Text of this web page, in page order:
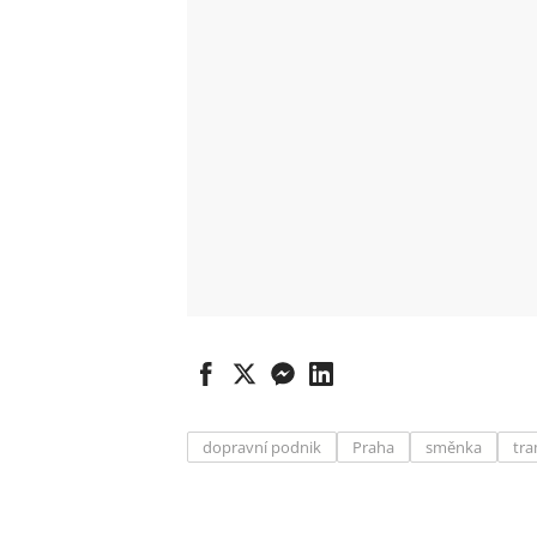
dopravní podnik Praha směnka